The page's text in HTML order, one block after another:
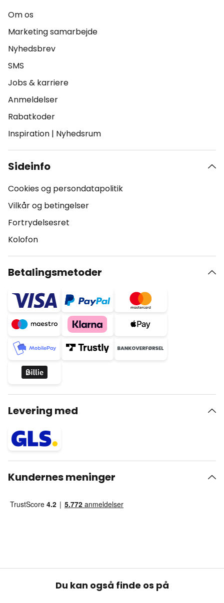
Om os
Marketing samarbejde
Nyhedsbrev
SMS
Jobs & karriere
Anmeldelser
Rabatkoder
Inspiration | Nyhedsrum
Sideinfo
Cookies og persondatapolitik
Vilkår og betingelser
Fortrydelsesret
Kolofon
Betalingsmetoder
Levering med
Kundernes meninger
Du kan også finde os på